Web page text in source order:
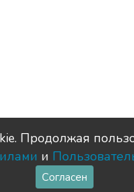
Продолжая
и
Согласен